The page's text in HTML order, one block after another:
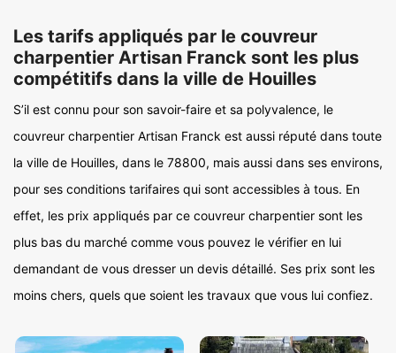
Les tarifs appliqués par le couvreur
charpentier Artisan Franck sont les plus
compétitifs dans la ville de Houilles
S’il est connu pour son savoir-faire et sa polyvalence, le
couvreur charpentier Artisan Franck est aussi réputé dans toute
la ville de Houilles, dans le 78800, mais aussi dans ses environs,
pour ses conditions tarifaires qui sont accessibles à tous. En
effet, les prix appliqués par ce couvreur charpentier sont les
plus bas du marché comme vous pouvez le vérifier en lui
demandant de vous dresser un devis détaillé. Ses prix sont les
moins chers, quels que soient les travaux que vous lui confiez.